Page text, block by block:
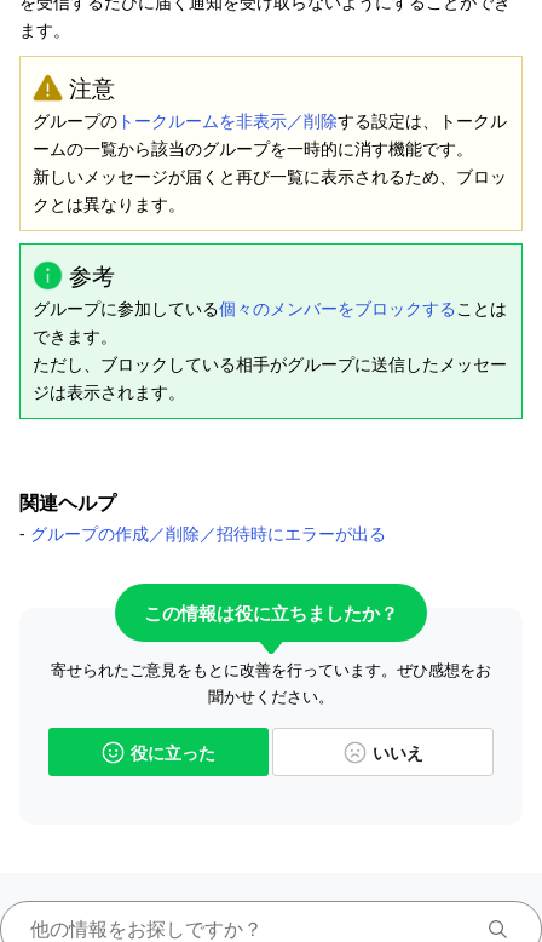
ます。
注意
グループの トークルームを非表示／削除する設定は、トークル
ームの一覧から該当のグループを一時的に消す機能です。
新しいメッセージが届くと再び一覧に表示されるため、ブロッ
クとは異なります。
参考
グループに参加している個々のメンバーをブロックすることは
できます。
ただし、ブロックしている相手がグループに送信したメッセー
ジは表示されます。
関連ヘルプ
- グループの作成／削除／招待時にエラーが出る
この情報は役に立ちましたか？
寄せられたご意見をもとに改善を行っています。ぜひ感想をお
聞かせください。
役に立った いいえ